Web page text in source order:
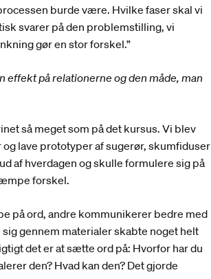
burde være. Hvilke faser skal vi
svarer på den problemstilling, vi
gør en stor forskel.”
på relationerne og den måde, man
så meget som på det kursus. Vi blev
lave prototyper af sugerør, skumfiduser
af hverdagen og skulle formulere sig på
forskel.
på ord, andre kommunikerer bedre med
gennem materialer skabte noget helt
det er at sætte ord på: Hvorfor har du
den? Hvad kan den? Det gjorde